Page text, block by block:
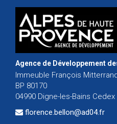
Agence de Développement
Immeuble François
BP 80170
04990 Digne-les-Bains Cedex
florence.bellon@ad04.fr